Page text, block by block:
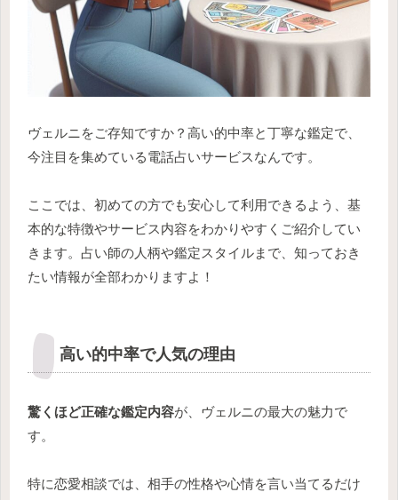
ヴェルニをご存知ですか？高い的中率と丁寧な鑑定で、
今注目を集めている電話占いサービスなんです。
ここでは、初めての方でも安心して利用できるよう、基
本的な特徴やサービス内容をわかりやすくご紹介してい
きます。占い師の人柄や鑑定スタイルまで、知っておき
たい情報が全部わかりますよ！
高い的中率で人気の理由
驚くほど正確な鑑定内容が、ヴェルニの最大の魅力で
す。
特に恋愛相談では、相手の性格や心情を言い当てるだけ